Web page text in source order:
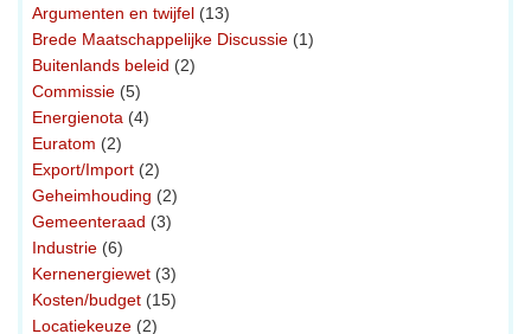
Argumenten en twijfel (13)
Brede Maatschappelijke Discussie (1)
Buitenlands beleid (2)
Commissie (5)
Energienota (4)
Euratom (2)
Export/Import (2)
Geheimhouding (2)
Gemeenteraad (3)
Industrie (6)
Kernenergiewet (3)
Kosten/budget (15)
Locatiekeuze (2)